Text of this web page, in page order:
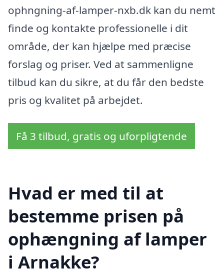
ophngning-af-lamper-nxb.dk kan du nemt
finde og kontakte professionelle i dit
område, der kan hjælpe med præcise
forslag og priser. Ved at sammenligne
tilbud kan du sikre, at du får den bedste
pris og kvalitet på arbejdet.
Få 3 tilbud, gratis og uforpligtende
Hvad er med til at
bestemme prisen på
ophængning af lamper
i Arnakke?